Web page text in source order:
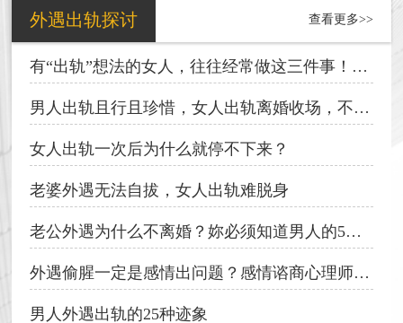
其他疑难调查
外遇出轨探讨 查看更多>>
有“出轨”想法的女人，往往经常做这三件事！男人发现了得小心
男人出轨且行且珍惜，女人出轨离婚收场，不是性别差异!
女人出轨一次后为什么就停不下来？
老婆外遇无法自拔，女人出轨难脱身
老公外遇为什么不离婚？妳必须知道男人的5种心态！
外遇偷腥一定是感情出问题？感情谘商心理师破解关于外遇的三个迷思
男人外遇出轨的25种迹象